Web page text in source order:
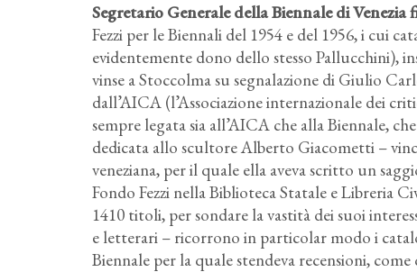
Segretario Generale della Biennale di
Fezzi per le Biennali del 1954 e del 1956, i cui
evidentemente dono dello stesso Pallucchini),
vinse a Stoccolma su segnalazione di Giulio
dall’AICA (l’Associazione internazionale dei
sempre legata sia all’AICA che alla Biennale,
dedicata allo scultore Alberto Giacometti –
veneziana, per il quale ella aveva scritto un
Fondo Fezzi nella Biblioteca Statale e Libreria
1410 titoli, per sondare la vastità dei suoi
e letterari – ricorrono in particolar modo i
Biennale per la quale stendeva recensioni,